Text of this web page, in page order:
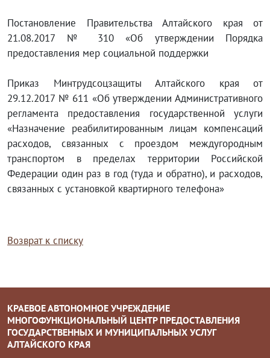
Постановление Правительства Алтайского края от
21.08.2017 № 310 «Об утверждении Порядка
предоставления мер социальной поддержки
Приказ Минтрудсоцзащиты Алтайского края от
29.12.2017 № 611 «Об утверждении Административного
регламента предоставления государственной услуги
«Назначение реабилитированным лицам компенсаций
расходов, связанных с проездом междугородным
транспортом в пределах территории Российской
Федерации один раз в год (туда и обратно), и расходов,
связанных с установкой квартирного телефона»
Возврат к списку
КРАЕВОЕ АВТОНОМНОЕ УЧРЕЖДЕНИЕ
МНОГОФУНКЦИОНАЛЬНЫЙ ЦЕНТР ПРЕДОСТАВЛЕНИЯ
ГОСУДАРСТВЕННЫХ И МУНИЦИПАЛЬНЫХ УСЛУГ
АЛТАЙСКОГО КРАЯ